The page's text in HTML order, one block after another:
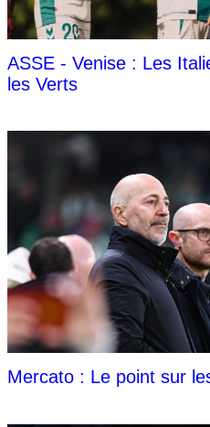
ASSE - Venise : Les
les Verts
Mercato : Le point sur